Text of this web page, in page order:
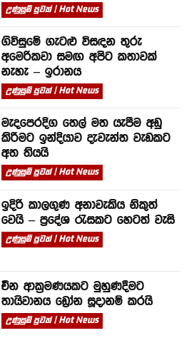
උණුසුම් පුවත් | Hot News
ගිවිසුමේ ගැටළු විසඳන තුරු
අමෙරිකවා සමඟ අපිට කතාවක්
නැහැ – ඉරානය
උණුසුම් පුවත් | Hot News
මැදපෙරදිග තෙල් මත යැපීම අඩු
කිරීමට ඉන්දියාව දැවැන්ත වැඩකට
අත තියයි
උණුසුම් පුවත් | Hot News
ඉදිරි කාලගුණ අනාවැකිය නිකුත්
වෙයි – ප්‍රදේශ රැසකට හෙටත් වැසි
උණුසුම් පුවත් | Hot News
චීන ආක්‍රමණයකට මුහුණදීමට
තායිවානය ඩ්‍රෝන සූදානම් කරයි
උණුසුම් පුවත් | Hot News